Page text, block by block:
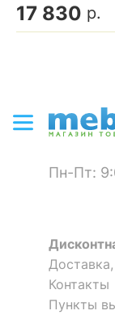
17 830 р.
Пн-Пт:
Контакты
Пункты